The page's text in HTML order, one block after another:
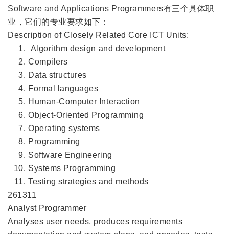
Software and Applications Programmers有三个具体职
业，它们的专业要求如下：
Description of Closely Related Core ICT Units:
Algorithm design and development
Compilers
Data structures
Formal languages
Human-Computer Interaction
Object-Oriented Programming
Operating systems
Programming
Software Engineering
Systems Programming
Testing strategies and methods
261311
Analyst Programmer
Analyses user needs, produces requirements